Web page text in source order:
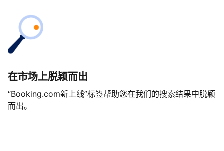
在市场上脱颖而出
“Booking.com新上线”标签帮助您在我们的搜索结果中脱颖
而出。